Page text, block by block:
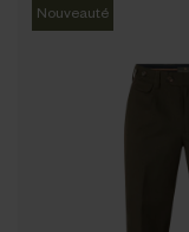
Nouveauté